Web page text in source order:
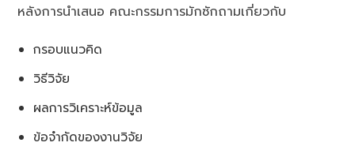
หลังการนำเสนอ คณะกรรมการมักซักถามเกี่ยวกับ
กรอบแนวคิด
วิธีวิจัย
ผลการวิเคราะห์ข้อมูล
ข้อจำกัดของงานวิจัย